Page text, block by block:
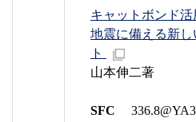
キャットボンド
地震に備える新
ト
山本伸二著
SFC